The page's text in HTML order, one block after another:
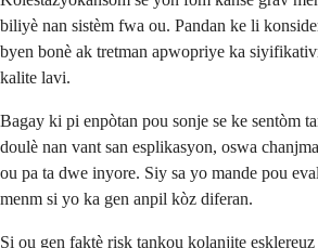
biliyè nan sistèm fwa ou. Pandan ke li
byen bonè ak tretman apwopriye ka
kalite lavi.
Bagay ki pi enpòtan pou sonje se ke sentòm
doulè nan vant san esplikasyon, oswa
ou pa ta dwe inyore. Siy sa yo mande pou
menm si yo ka gen anpil kòz diferan.
Si ou gen faktè risk tankou kolanjite